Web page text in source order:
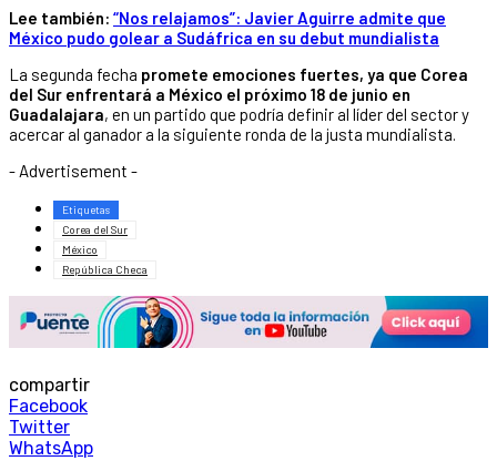
Lee también: “Nos relajamos”: Javier Aguirre admite que
México pudo golear a Sudáfrica en su debut mundialista
La segunda fecha promete emociones fuertes, ya que Corea
del Sur enfrentará a México el próximo 18 de junio en
Guadalajara, en un partido que podría definir al líder del sector y
acercar al ganador a la siguiente ronda de la justa mundialista.
- Advertisement -
Etiquetas
Corea del Sur
México
República Checa
compartir
Facebook
Twitter
WhatsApp